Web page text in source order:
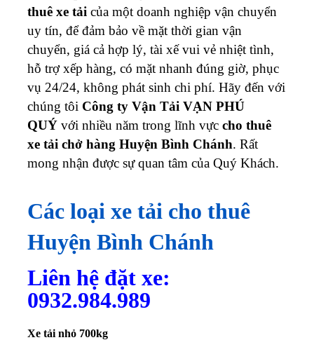
thuê xe tải của một doanh nghiệp vận chuyển
uy tín, để đảm bảo về mặt thời gian vận
chuyển, giá cả hợp lý, tài xế vui vẻ nhiệt tình,
hỗ trợ xếp hàng, có mặt nhanh đúng giờ, phục
vụ 24/24, không phát sinh chi phí. Hãy đến với
chúng tôi Công ty Vận Tải VẠN PHÚ
QUÝ với nhiều năm trong lĩnh vực cho thuê
xe tải chở hàng Huyện Bình Chánh. Rất
mong nhận được sự quan tâm của Quý Khách.
Các loại xe tải cho thuê
Huyện Bình Chánh
Liên hệ đặt xe:
0932.984.989
Xe tải nhỏ 700kg